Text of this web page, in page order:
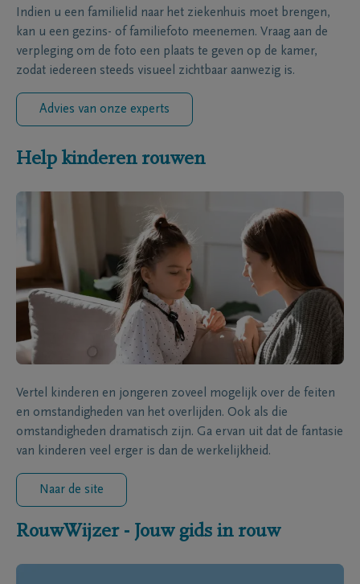
Indien u een familielid naar het ziekenhuis moet brengen,
kan u een gezins- of familiefoto meenemen. Vraag aan de
verpleging om de foto een plaats te geven op de kamer,
zodat iedereen steeds visueel zichtbaar aanwezig is.
Advies van onze experts
Help kinderen rouwen
Vertel kinderen en jongeren zoveel mogelijk over de feiten
en omstandigheden van het overlijden. Ook als die
omstandigheden dramatisch zijn. Ga ervan uit dat de fantasie
van kinderen veel erger is dan de werkelijkheid.
Naar de site
RouwWijzer - Jouw gids in rouw